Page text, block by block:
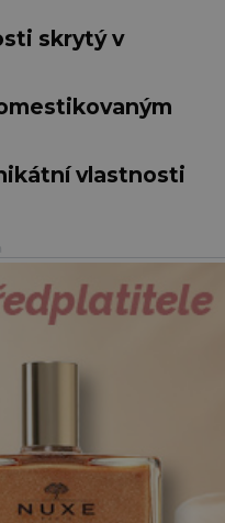
skrytý v
vlastnosti